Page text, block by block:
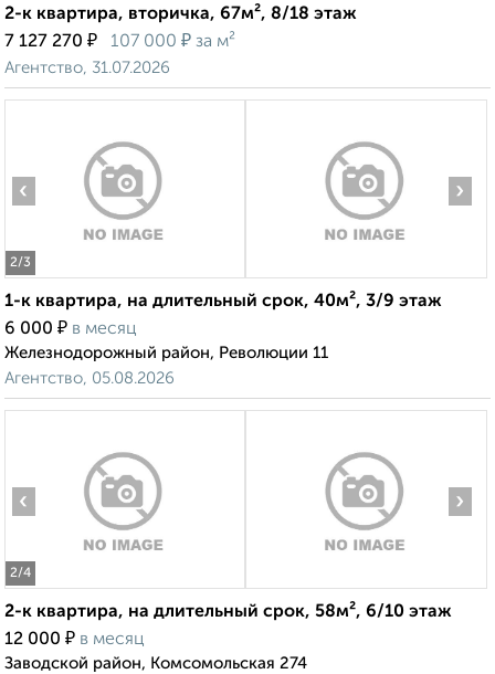
2-к квартира, вторичка, 67м², 8/18 этаж
7 127 270 ₽ 107 000 ₽ за м²
Агентство, 31.07.2026
2/3
‹ ›
1-к квартира, на длительный срок, 40м², 3/9 этаж
6 000 ₽ в месяц
Железнодорожный район, Революции 11
Агентство, 05.08.2026
2/4
‹ ›
2-к квартира, на длительный срок, 58м², 6/10 этаж
12 000 ₽ в месяц
Заводской район, Комсомольская 274